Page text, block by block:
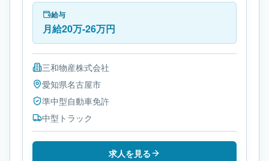
要免許は準中型自動車免許です。
給与
月給20万-26万円
三和物産株式会社
愛知県名古屋市
準中型自動車免許
中型トラック
求人を見る